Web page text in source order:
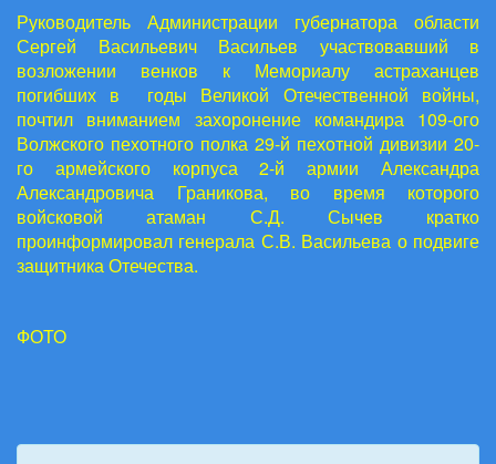
Руководитель Администрации губернатора области
Сергей Васильевич Васильев участвовавший в
возложении венков к Мемориалу астраханцев
погибших в годы Великой Отечественной войны,
почтил вниманием захоронение командира 109-ого
Волжского пехотного полка 29-й пехотной дивизии 20-
го армейского корпуса 2-й армии Александра
Александровича Граникова, во время которого
войсковой атаман С.Д. Сычев кратко
проинформировал генерала С.В. Васильева о подвиге
защитника Отечества.
ФОТО